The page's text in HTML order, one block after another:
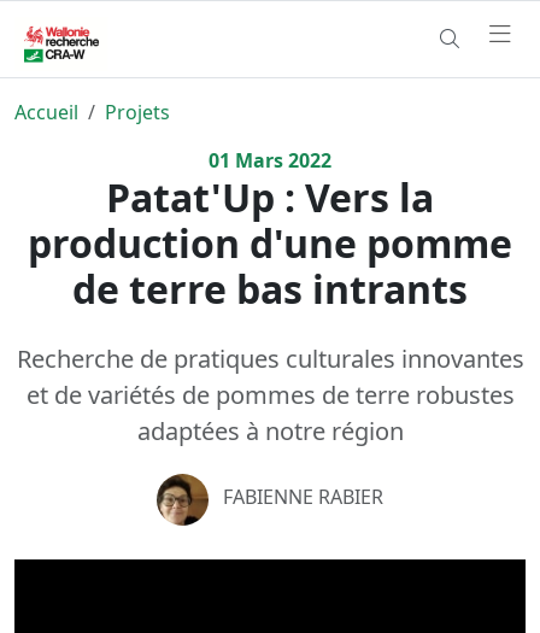
Accueil
Projets
01 Mars2022
Patat'Up : Vers la
production d'une pomme
de terre bas intrants
Recherche de pratiques culturales innovantes
et de variétés de pommes de terre robustes
adaptées à notre région
FABIENNE RABIER